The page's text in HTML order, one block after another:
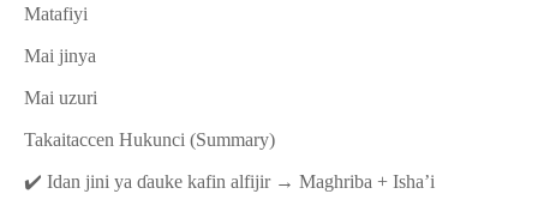
Matafiyi
Mai jinya
Mai uzuri
Takaitaccen Hukunci (Summary)
✔️ Idan jini ya ɗauke kafin alfijir → Maghriba + Isha’i